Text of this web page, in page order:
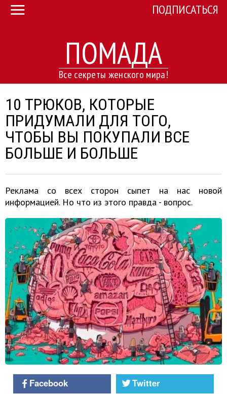
ПОМАДА
Все секреты женского мира!
ПОДПИСАТЬСЯ
10 ТРЮКОВ, КОТОРЫЕ
ПРИДУМАЛИ ДЛЯ ТОГО,
ЧТОБЫ ВЫ ПОКУПАЛИ ВСЕ
БОЛЬШЕ И БОЛЬШЕ
Реклама со всех сторон сыпет на нас новой
информацией. Но что из этого правда - вопрос.
Facebook
Twitter